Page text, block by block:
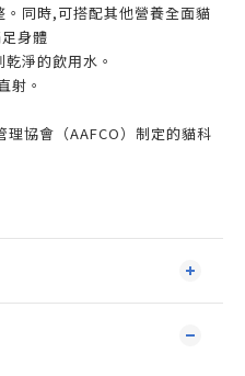
同時,可搭配其他營養全面貓
身體
淨的飲用水。
射。
協會（AAFCO）制定的貓科